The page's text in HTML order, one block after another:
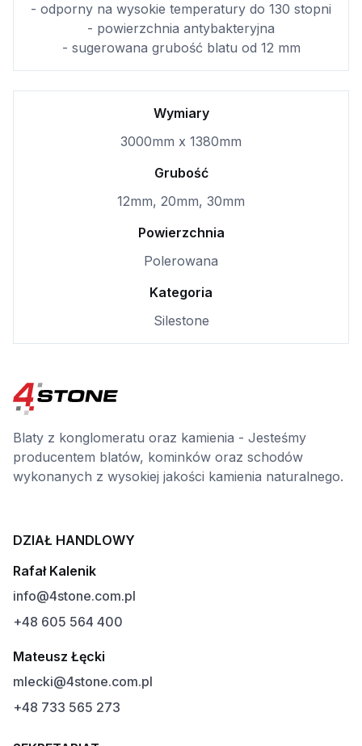
- odporny na wysokie temperatury do 130 stopni
- powierzchnia antybakteryjna
- sugerowana grubość blatu od 12 mm
Wymiary
3000mm x 1380mm
Grubość
12mm, 20mm, 30mm
Powierzchnia
Polerowana
Kategoria
Silestone
Blaty z konglomeratu oraz kamienia - Jesteśmy
producentem blatów, kominków oraz schodów
wykonanych z wysokiej jakości kamienia naturalnego.
DZIAŁ HANDLOWY
Rafał Kalenik
info@4stone.com.pl
+48 605 564 400
Mateusz Łęcki
mlecki@4stone.com.pl
+48 733 565 273